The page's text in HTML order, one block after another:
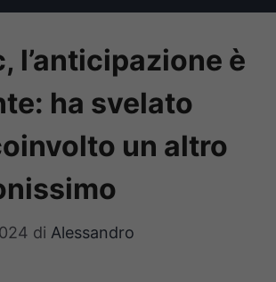
l’anticipazione è
ha svelato
un altro
di Alessandro